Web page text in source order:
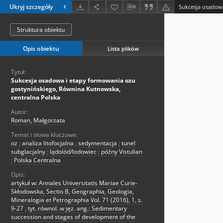
Ukryj szczegóły
Struktura obiektu
Opis obiektu Lista plików
Tytuł:
Sukcesja osadowa i etapy formowania ozu
gostynińskiego, Równina Kutnowska,
centralna Polska
Autor:
Roman, Małgorzata
Temat i słowa kluczowe:
oz ; analiza litofocjalna ; sedymentacja ; tunel
subglacjalny ; lądolód/lodowiec ; późny Vistulian
; Polska Centralna
Opis:
artykuł w: Annales Universitatis Mariae Curie-
Skłodowska, Sectio B, Geographia, Geologia,
Mineralogia et Petrographia Vol. 71 (2016), 1, s.
9-27 ; tyt. równol. w jęz. ang.: Sedimentary
succession and stages of development of the